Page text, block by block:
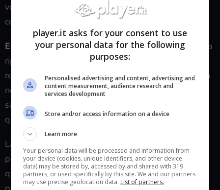
volontà di uccidersi. L’idea è quella di scomparire
con la macchina lanciandosi nell’acqua.
Ed ecco che qui entra in gioco Ozanche comincia a
ripetere a tutti, in particolare proprio a Sezai, che in
realtà sua figlia vive e vegeta e che non è annegata
nella macchina. Secondo lui, infatti, sua figlia
sarebbe riuscita a uscire dal mezzo e sarebbe da
qualche parte magari infreddolita o svenuta.
La domanda ora sorge spontanea: perché di tanti
personaggi proprio Ozan starebbe portando avanti
questa idea che Ipek avrebbe solo simulato il
player.it asks for your consent to use
your personal data for the following
purposes:
Personalised advertising and content, advertising and
content measurement, audience research and
services development
Store and/or access information on a device
Learn more
Your personal data will be processed and information from
your device (cookies, unique identifiers, and other device
data) may be stored by, accessed by and shared with 319
partners, or used specifically by this site. We and our partners
may use precise geolocation data. List of partners.